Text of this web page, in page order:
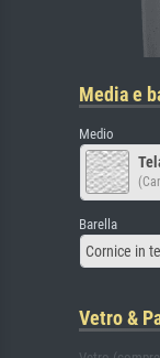
Media e
Medio
Barella
Cornice in
Vetro &